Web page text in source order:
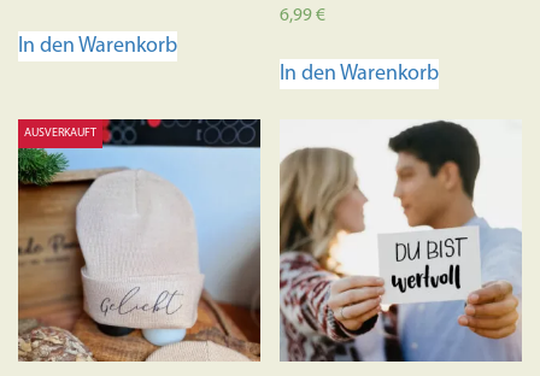
In den Warenkorb
Bewertet mit
5.00
6,99€
In den Warenkorb
AUSVERKAUFT